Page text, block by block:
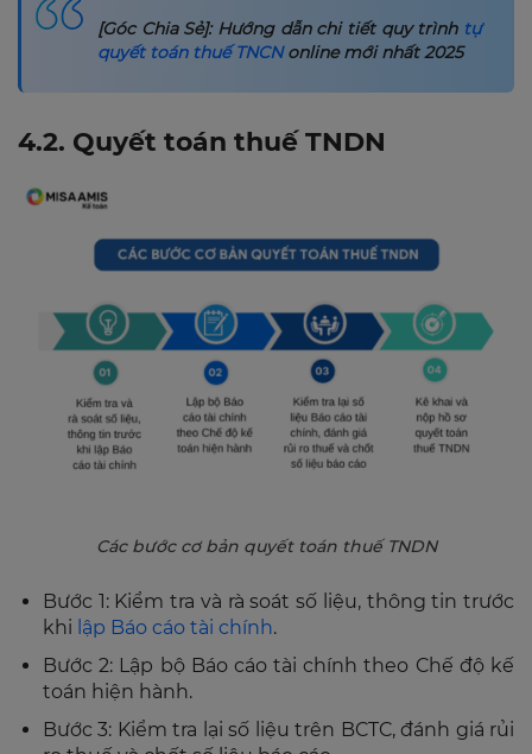
[Góc Chia Sẻ]: Hướng dẫn chi tiết quy trình tự
quyết toán thuế TNCNonline mới nhất 2025
4.2. Quyết toán thuế TNDN
Các bước cơ bản quyết toán thuế TNDN
Bước 1: Kiểm tra và rà soát số liệu, thông tin trước
khi lập Báo cáo tài chính.
Bước 2: Lập bộ Báo cáo tài chính theo Chế độ kế
toán hiện hành.
Bước 3: Kiểm tra lại số liệu trên BCTC, đánh giá rủi